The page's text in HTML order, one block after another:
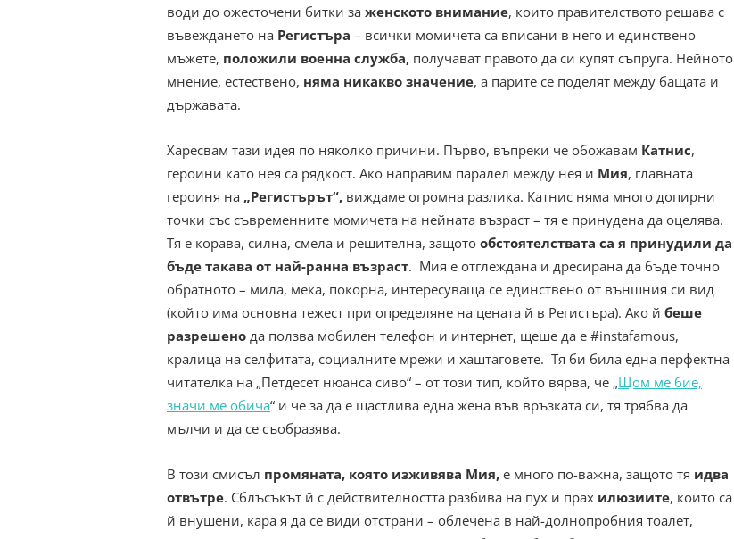
води до ожесточени битки за женското внимание, които правителството решава с
въвеждането на Регистъра – всички момичета са вписани в него и единствено
мъжете, положили военна служба, получават правото да си купят съпруга. Нейното
мнение, естествено, няма никакво значение, а парите се поделят между бащата и
държавата.
Харесвам тази идея по няколко причини. Първо, въпреки че обожавам Катнис,
героини като нея са рядкост. Ако направим паралел между нея и Мия, главната
героиня на „Регистърът“, виждаме огромна разлика. Катнис няма много допирни
точки със съвременните момичета на нейната възраст – тя е принудена да оцелява.
Тя е корава, силна, смела и решителна, защото обстоятелствата са я принудили да
бъде такава от най-ранна възраст. Мия е отглеждана и дресирана да бъде точно
обратното – мила, мека, покорна, интересуваща се единствено от външния си вид
(който има основна тежест при определяне на цената й в Регистъра). Ако й беше
разрешено да ползва мобилен телефон и интернет, щеше да е #instafamous,
кралица на селфитата, социалните мрежи и хаштаговете. Тя би била една перфектна
читателка на „Петдесет нюанса сиво“ – от този тип, който вярва, че „Щом ме бие,
значи ме обича“ и че за да е щастлива една жена във връзката си, тя трябва да
мълчи и да се съобразява.
В този смисъл промяната, която изживява Мия, е много по-важна, защото тя идва
отвътре. Сблъсъкът й с действителността разбива на пух и прах илюзиите, които са
й внушени, кара я да се види отстрани – облечена в най-долнопробния тоалет,